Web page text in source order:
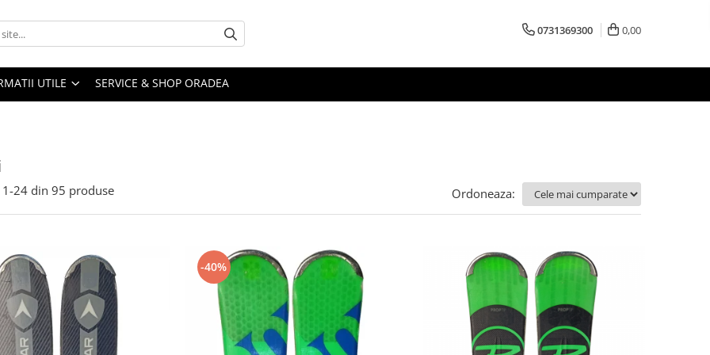
0731369300 0,00
UTILE SERVICE & SHOP ORADEA
1-24 din 95 produse Ordoneaza:
-40%